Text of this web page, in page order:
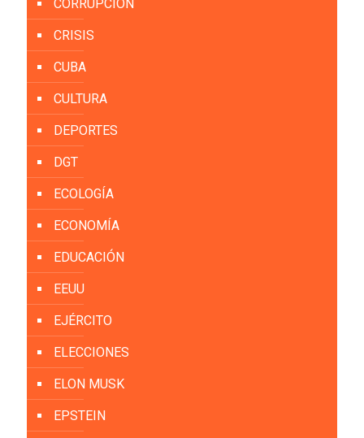
CORRUPCIÓN
CRISIS
CUBA
CULTURA
DEPORTES
DGT
ECOLOGÍA
ECONOMÍA
EDUCACIÓN
EEUU
EJÉRCITO
ELECCIONES
ELON MUSK
EPSTEIN